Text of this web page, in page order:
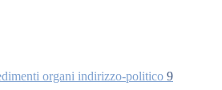
organi indirizzo-politico 9